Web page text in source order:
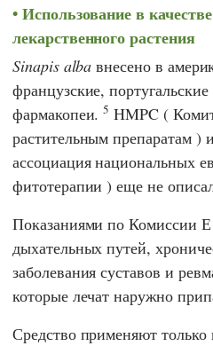
Использование в
лекарственного растения
Sinapis alba внесено в
французские,
фармакопеи.5 HMPC (
растительным препаратам) и
ассоциация национальных
фитотерапии ) еще не
Показаниями поКомиссии Е
дыхательных путей,
заболевания суставов и
которые лечат наружно
Средство применяют только